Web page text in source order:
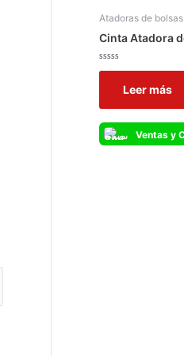
Atadoras de
Cinta Atadora
Valorado
5
Leer más